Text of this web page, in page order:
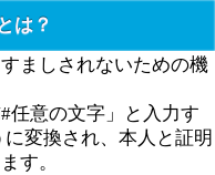
は？
ましされないための機
任意の文字」と入力す
変換され、本人と証明
す。